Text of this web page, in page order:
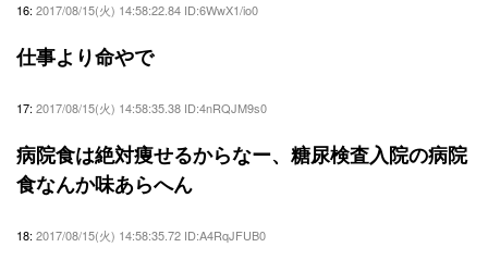
16: 2017/08/15(火) 14:58:22.84 ID:6WwX1/io0
仕事より命やで
17: 2017/08/15(火) 14:58:35.38 ID:4nRQJM9s0
病院食は絶対痩せるからなー、糖尿検査入院の病院
食なんか味あらへん
18: 2017/08/15(火) 14:58:35.72 ID:A4RqJFUB0